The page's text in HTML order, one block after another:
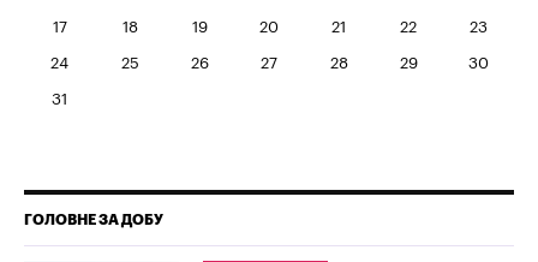
17 18 19 20 21 22 23
24 25 26 27 28 29 30
31
ГОЛОВНЕ ЗА ДОБУ